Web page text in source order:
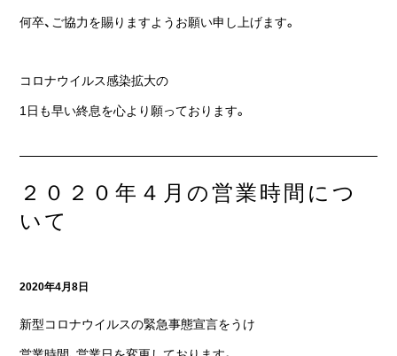
何卒、ご協力を賜りますようお願い申し上げます。
コロナウイルス感染拡大の
1日も早い終息を心より願っております。
２０２０年４月の営業時間につ
いて
2020年4月8日
新型コロナウイルスの緊急事態宣言をうけ